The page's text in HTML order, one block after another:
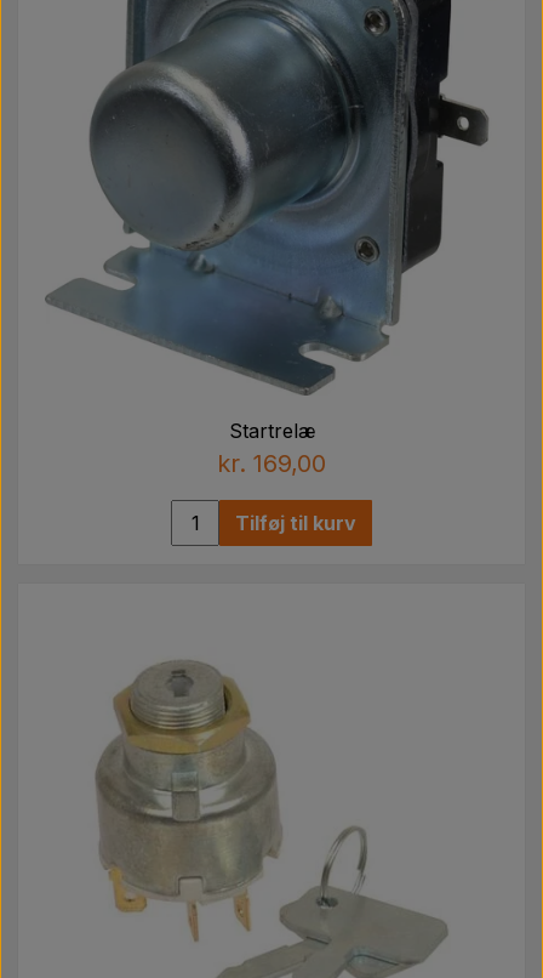
Startrelæ
kr. 169,00
Tilføj til kurv